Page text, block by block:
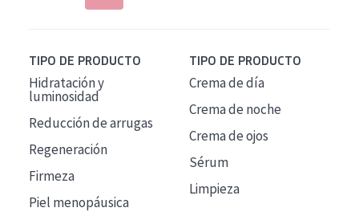
TIPO DE PRODUCTO
Hidratación y
luminosidad
Reducción de arrugas
Regeneración
Firmeza
Piel menopáusica
TIPO DE PRODUCTO
Crema de día
Crema de noche
Crema de ojos
Sérum
Limpieza